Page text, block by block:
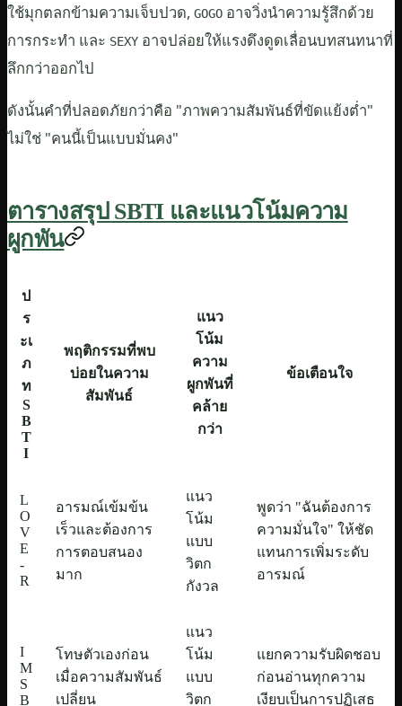
ใช้มุกตลกข้ามความเจ็บปวด, GOGO อาจวิ่งนำความรู้สึกด้วย
การกระทำ และ SEXY อาจปล่อยให้แรงดึงดูดเลื่อนบทสนทนาที่
ลึกกว่าออกไป
ดังนั้นคำที่ปลอดภัยกว่าคือ "ภาพความสัมพันธ์ที่ขัดแย้งต่ำ"
ไม่ใช่ "คนนี้เป็นแบบมั่นคง"
ตารางสรุป SBTI และแนวโน้มความ
ผูกพัน
ป
ร
ะเ
ภ
ท
S
B
T
I
พฤติกรรมที่พบ
บ่อยในความ
สัมพันธ์
แนว
โน้ม
ความ
ผูกพันที่
คล้าย
กว่า
ข้อเตือนใจ
L
O
V
E
-
R
อารมณ์เข้มข้น
เร็วและต้องการ
การตอบสนอง
มาก
แนว
โน้ม
แบบ
วิตก
กังวล
พูดว่า "ฉันต้องการ
ความมั่นใจ" ให้ชัด
แทนการเพิ่มระดับ
อารมณ์
I
M
S
B
โทษตัวเองก่อน
เมื่อความสัมพันธ์
เปลี่ยน
แนว
โน้ม
แบบ
วิตก
แยกความรับผิดชอบ
ก่อนอ่านทุกความ
เงียบเป็นการปฏิเสธ